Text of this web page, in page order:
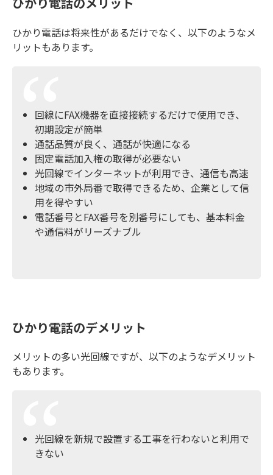
ひかり電話は将来性があるだけでなく、以下のようなメ
リットもあります。
回線にFAX機器を直接接続するだけで使用でき、
初期設定が簡単
通話品質が良く、通話が快適になる
固定電話加入権の取得が必要ない
光回線でインターネットが利用でき、通信も高速
地域の市外局番で取得できるため、企業として信
用を得やすい
電話番号とFAX番号を別番号にしても、基本料金
や通信料がリーズナブル
ひかり電話のデメリット
メリットの多い光回線ですが、以下のようなデメリット
もあります。
光回線を新規で設置する工事を行わないと利用で
きない